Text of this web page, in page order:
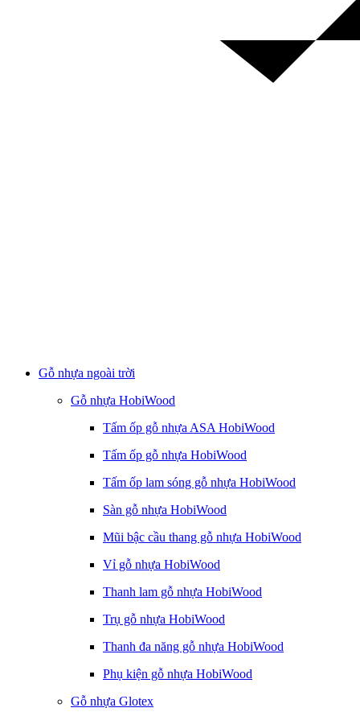
Gỗ nhựa ngoài trời
Gỗ nhựa HobiWood
Tấm ốp gỗ nhựa ASA HobiWood
Tấm ốp gỗ nhựa HobiWood
Tấm ốp lam sóng gỗ nhựa HobiWood
Sàn gỗ nhựa HobiWood
Mũi bậc cầu thang gỗ nhựa HobiWood
Vỉ gỗ nhựa HobiWood
Thanh lam gỗ nhựa HobiWood
Trụ gỗ nhựa HobiWood
Thanh đa năng gỗ nhựa HobiWood
Phụ kiện gỗ nhựa HobiWood
Gỗ nhựa Glotex